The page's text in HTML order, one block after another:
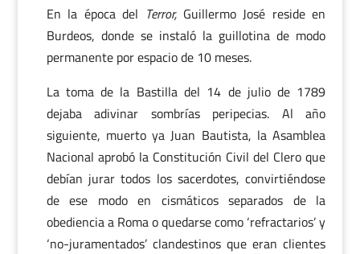
En la época del Terror,Guillermo José reside en
Burdeos, donde se instaló la guillotina de modo
permanente por espacio de 10 meses.
La toma de la Bastilla del 14 de julio de 1789
dejaba adivinar sombrías peripecias. Al año
siguiente, muerto ya Juan Bautista, la Asamblea
Nacional aprobó la Constitución Civil del Clero que
debían jurar todos los sacerdotes, convirtiéndose
de ese modo en cismáticos separados de la
obediencia a Roma o quedarse como ‘refractarios’ y
‘no-juramentados’ clandestinos que eran clientes